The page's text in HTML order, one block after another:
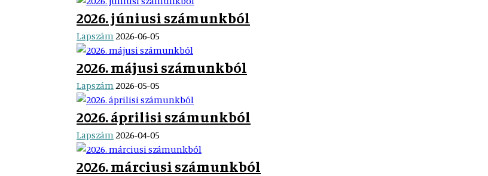
2026. júniusi számunkból
Lapszám2026-06-05
2026. májusi számunkból
Lapszám2026-05-05
2026. áprilisi számunkból
Lapszám2026-04-05
2026. márciusi számunkból